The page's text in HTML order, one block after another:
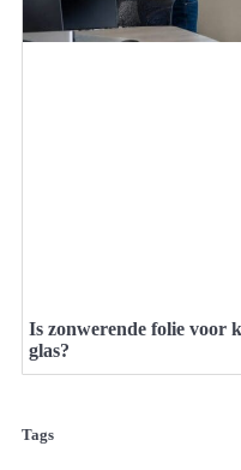
Is zonwerende folie voor
glas?
Tags